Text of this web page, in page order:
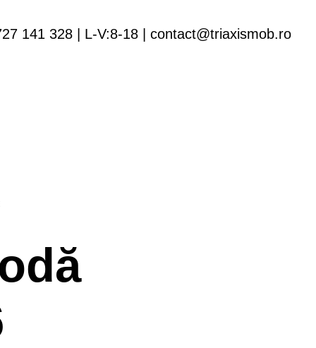
141 328 | L-V:8-18 | contact@triaxismob.ro